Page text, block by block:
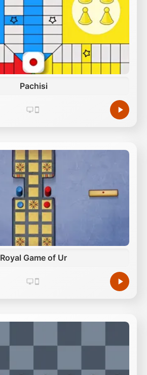
Pachisi
Royal Game of Ur